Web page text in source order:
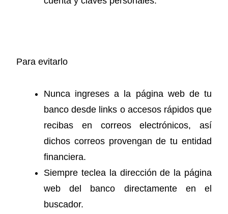
Para evitarlo
Nunca ingreses a la página web de tu
banco desde links o accesos rápidos que
recibas en correos electrónicos, así
dichos correos provengan de tu entidad
financiera.
Siempre teclea la dirección de la página
web del banco directamente en el
buscador.